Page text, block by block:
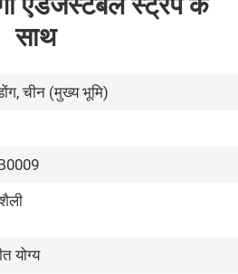
साथ
चीन (मुख्य भूमि)
योग्य